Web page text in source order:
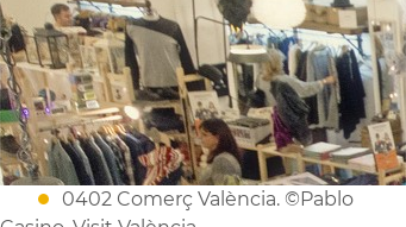
0402 Comerç València. ©Pablo